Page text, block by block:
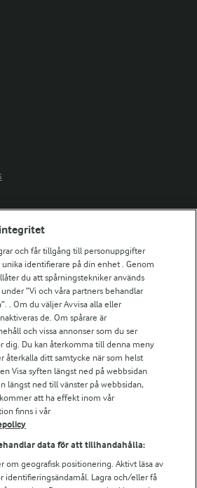
och får tillgång till personuppgifter
identifierare på din enhet . Genom
du att spårningstekniker används
”Vi och våra partners behandlar
. Om du väljer Avvisa alla eller
de. Om spårare är
och vissa annonser som du ser
dig. Du kan återkomma till denna meny
återkalla ditt samtycke när som helst
Visa syften längst ned på webbsidan
längst ned till vänster på webbsidan,
att ha effekt inom vår
finns i vår
data för att tillhandahålla:
om geografisk positionering. Aktivt läsa av
identifieringsändamål. Lagra och/eller få